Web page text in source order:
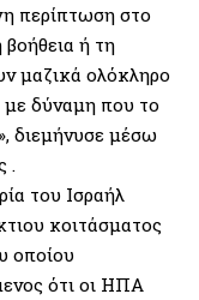
περίπτωση στο
ή τη
μαζικά ολόκληρο
με δύναμη που το
διεμήνυσε μέσω
.
του Ισραήλ
κοιτάσματος
οποίου
ότι οι ΗΠΑ